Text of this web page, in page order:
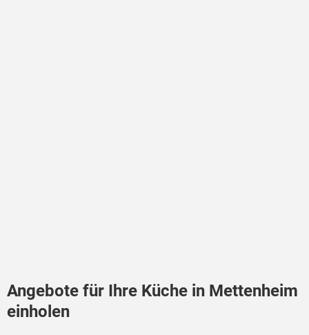
Angebote für Ihre Küche in Mettenheim
einholen